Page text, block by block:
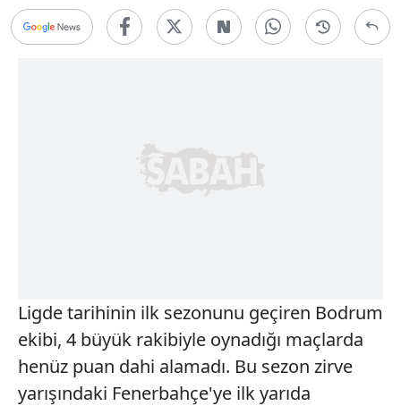
Ligde tarihinin ilk sezonunu geçiren Bodrum
ekibi, 4 büyük rakibiyle oynadığı maçlarda
henüz puan dahi alamadı. Bu sezon zirve
yarışındaki Fenerbahçe'ye ilk yarıda